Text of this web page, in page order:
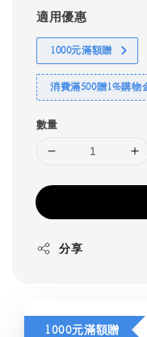
適用優惠
1000元滿額贈
消費滿500贈1%購物
數量
分享
1000元滿額贈